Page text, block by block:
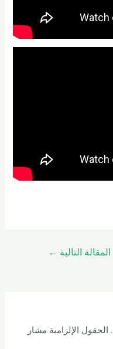
المقالة التالية ←
الحقول الإلزامية مشار